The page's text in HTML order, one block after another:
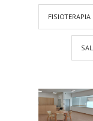
FISIOTERAPIA